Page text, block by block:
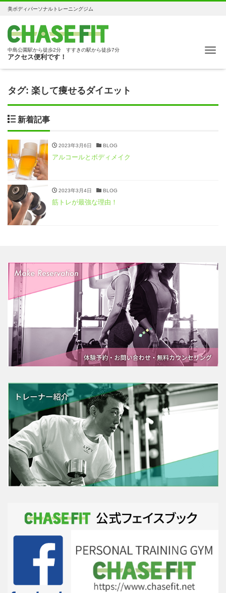
美ボディパーソナルトレーニングジム
中島公園駅から徒歩2分 すすきの駅から徒歩7分
アクセス便利です！
タグ: 楽して痩せるダイエット
新着記事
2023年3月6日 BLOG
アルコールとボディメイク
2023年3月4日 BLOG
筋トレが最強な理由！